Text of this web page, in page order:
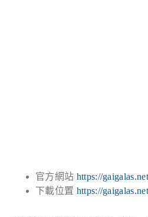
官方網站 https://
下載位置 https://